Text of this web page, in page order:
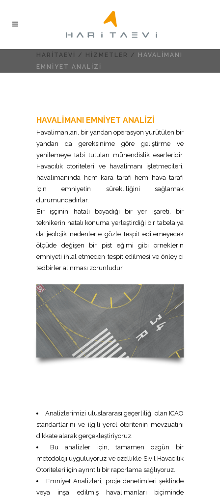
HARITAEVI / HIZMETLER /
HAVALIMANI
EMNIYET ANALIZI
HAVALIMANI EMNIYET ANALIZI
Havalimanları, bir yandan operasyon yürütülen bir
yandan da gereksinime göre geliştirme ve
yenilemeye tabi tutulan mühendislik eserleridir.
Havacılık otoriteleri ve havalimanı işletmecileri,
havalimanında hem kara tarafı hem hava tarafı
için emniyetin sürekliliğini sağlamak
durumundadırlar.
Bir işçinin hatalı boyadığı bir yer işareti, bir
teknikerin hatalı konuma yerleştirdiği bir tabela ya
da jeolojik nedenlerle gözle tespit edilemeyecek
ölçüde değişen bir pist eğimi gibi örneklerin
emniyeti ihlal etmeden tespit edilmesi ve önleyici
tedbirler alınması zorunludur.
Analizlerimizi uluslararası geçerliliği olan ICAO
standartlarını ve ilgili yerel otoritenin mevzuatını
dikkate alarak gerçekleştiriyoruz.
Bu analizler için, tamamen özgün bir
metodoloji uyguluyoruz ve özellikle Sivil Havacılık
Otoriteleri için ayrıntılı bir raporlama sağlıyoruz.
Emniyet Analizleri, proje denetimleri şeklinde
veya inşa edilmiş havalimanları biçiminde